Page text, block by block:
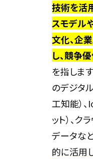
技術を活
スモデル
文化、企
し、競争
を指しま
のデジタ
工知能）
ット）、ク
データな
的に活用